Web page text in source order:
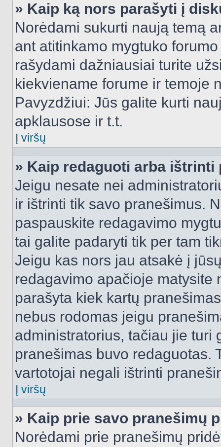
» Kaip ką nors parašyti į
Norėdami sukurti naują temą
ant atitinkamo mygtuko
rašydami dažniausiai turite
kiekviename forume ir temoje
Pavyzdžiui: Jūs galite kurti
apklausose ir t.t.
Į viršų
» Kaip redaguoti arba ištrinti
Jeigu nesate nei
ir ištrinti tik savo pranešimus.
paspauskite redagavimo
tai galite padaryti tik per tam
Jeigu kas nors jau atsakė į
redagavimo apačioje matysite
parašyta kiek kartų
nebus rodomas jeigu
administratorius, tačiau jie turi
pranešimas buvo redaguotas.
vartotojai negali ištrinti
Į viršų
» Kaip prie savo pranešimų
Norėdami prie pranešimų